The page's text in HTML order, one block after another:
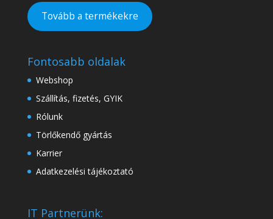
Tovább a termékekre
Fontosabb oldalak
Webshop
Szállítás, fizetés, GYIK
Rólunk
Törlőkendő gyártás
Karrier
Adatkezelési tájékoztató
IT Partnerünk: